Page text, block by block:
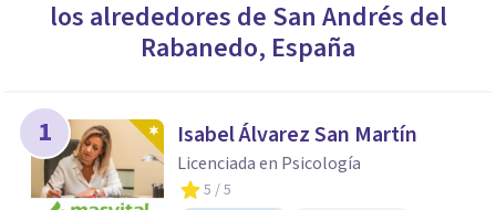
los alrededores de San Andrés del
Rabanedo, España
1 Isabel Álvarez San Martín
Licenciada en Psicología
5 / 5